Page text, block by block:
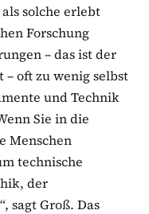
solche erlebt
Forschung
– das ist der
oft zu wenig selbst
und Technik
Sie in die
Menschen
technische
der
sagt Groß. Das